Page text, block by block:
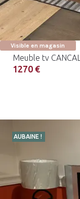
Visible en magasin
Meuble tv
1270 €
AUBAINE !